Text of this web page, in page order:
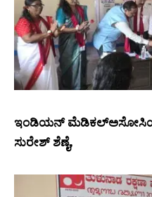
ಇಂಡಿಯನ್
ಸುರೇಶ್ ಶೆಣೈ,